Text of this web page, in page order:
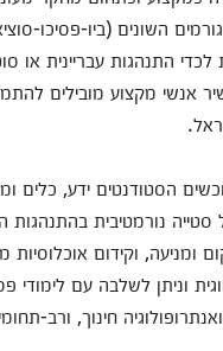
השונים (ביו-פסיכו-
לכדי התנהגות עבריינית או
אנשי מקצוע מובילים
הסטודנטים ידע, כלים
סטייה נורמטיבית
ומניעה, וקידום אוכלוסיות
וניתן לשלבה עם לימודי
חינוך, ורב-